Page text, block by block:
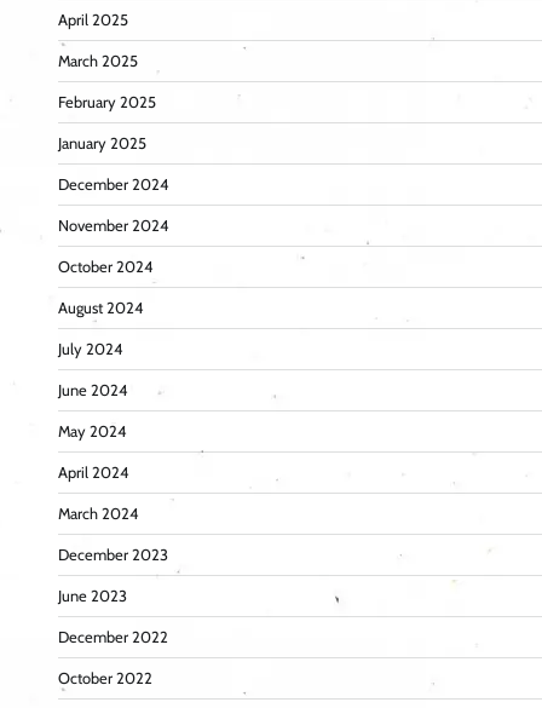
April 2025
March 2025
February 2025
January 2025
December 2024
November 2024
October 2024
August 2024
July 2024
June 2024
May 2024
April 2024
March 2024
December 2023
June 2023
December 2022
October 2022